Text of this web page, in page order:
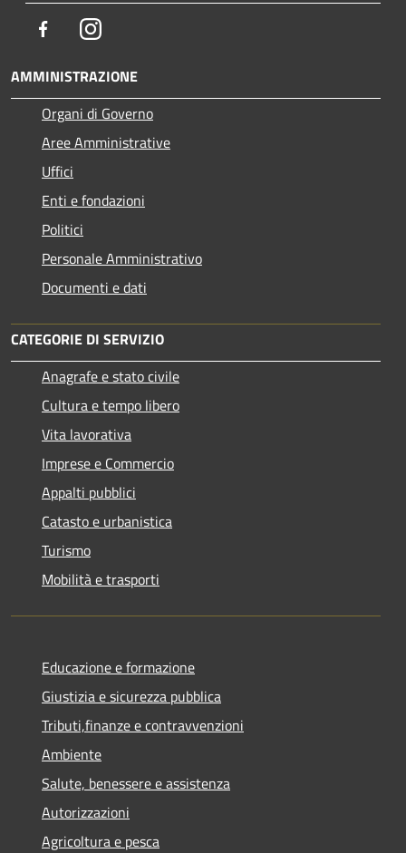
FacebookInstagram
AMMINISTRAZIONE
Organi di Governo
Aree Amministrative
Uffici
Enti e fondazioni
Politici
Personale Amministrativo
Documenti e dati
CATEGORIE DI SERVIZIO
Anagrafe e stato civile
Cultura e tempo libero
Vita lavorativa
Imprese e Commercio
Appalti pubblici
Catasto e urbanistica
Turismo
Mobilità e trasporti
Educazione e formazione
Giustizia e sicurezza pubblica
Tributi,finanze e contravvenzioni
Ambiente
Salute, benessere e assistenza
Autorizzazioni
Agricoltura e pesca